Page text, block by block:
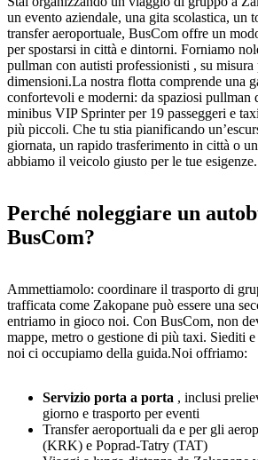
un evento aziendale, una gita scolastica, un
transfer aeroportuale, BusCom offre un
per spostarsi in città e dintorni. Forniamo
pullman con autisti professionisti , su
dimensioni.La nostra flotta comprende una
confortevoli e moderni: da spaziosi pullman
minibus VIP Sprinter per 19 passeggeri e
più piccoli. Che tu stia pianificando
giornata, un rapido trasferimento in città o
abbiamo il veicolo giusto per le tue esigenze.
Perché noleggiare un
BusCom?
Ammettiamolo: coordinare il trasporto di
trafficata come Zakopane può essere una
entriamo in gioco noi. Con BusCom, non
mappe, metro o gestione di più taxi. Siediti
noi ci occupiamo della guida.Noi offriamo:
Servizio porta a porta , inclusi
giorno e trasporto per eventi
Transfer aeroportuali da e per gli
(KRK) e Poprad-Tatry (TAT)